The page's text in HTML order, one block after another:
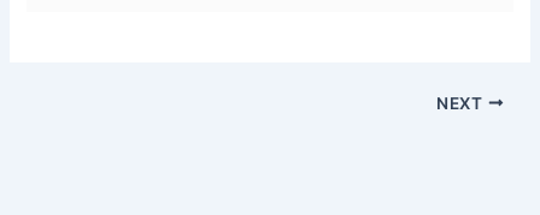
NEXT